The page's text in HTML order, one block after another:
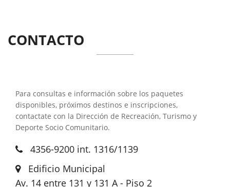
CONTACTO
Para consultas e información sobre los paquetes
disponibles, próximos destinos e inscripciones,
contactate con la Dirección de Recreación, Turismo y
Deporte Socio Comunitario.
4356-9200 int. 1316/1139
Edificio Municipal
Av. 14 entre 131 y 131 A - Piso 2